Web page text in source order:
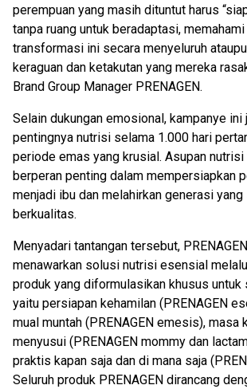
perempuan yang masih dituntut harus
tanpa ruang untuk beradaptasi,
transformasi ini secara menyeluruh
keraguan dan ketakutan yang mereka
Brand Group Manager PRENAGEN.
Selain dukungan emosional, kampanye ini
pentingnya nutrisi selama 1.000 hari
periode emas yang krusial. Asupan
berperan penting dalam mempersiapkan
menjadi ibu dan melahirkan generasi
berkualitas.
Menyadari tantangan tersebut,
menawarkan solusi nutrisi esensial
produk yang diformulasikan khusus untuk
yaitu persiapan kehamilan (PRENAGEN
mual muntah (PRENAGEN emesis), masa
menyusui (PRENAGEN mommy dan
praktis kapan saja dan di mana saja
Seluruh produk PRENAGEN dirancang